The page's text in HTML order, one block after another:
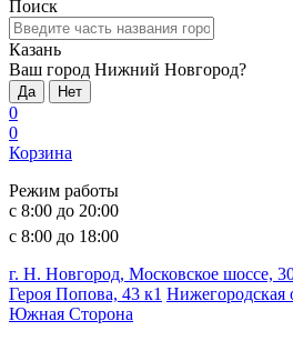
Поиск
Казань
Ваш город Нижний Новгород?
Да Нет
0
0
Корзина
Режим работы
с 8:00 до 20:00
с 8:00 до 18:00
г. Н. Новгород, Московское шоссе,
Героя Попова, 43 к1 Нижегородская
Южная Сторона